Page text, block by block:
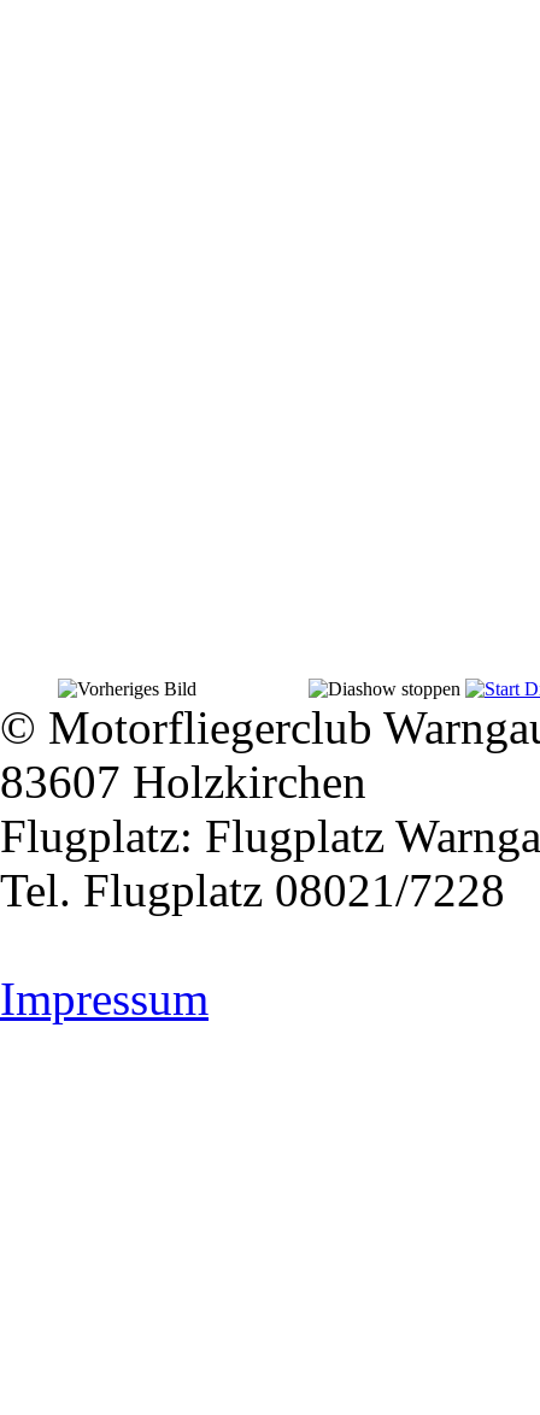
© Motorfliegerclub
83607 Holzkirchen
Flugplatz: Flugplatz
Tel. Flugplatz 08021/7228
Impressum